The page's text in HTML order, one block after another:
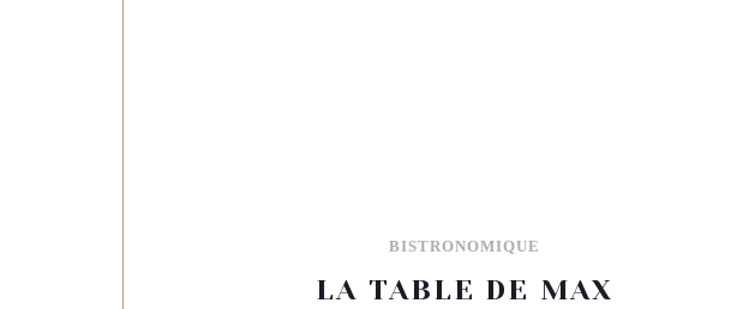
BISTRONOMIQUE
LA TABLE DE MAX